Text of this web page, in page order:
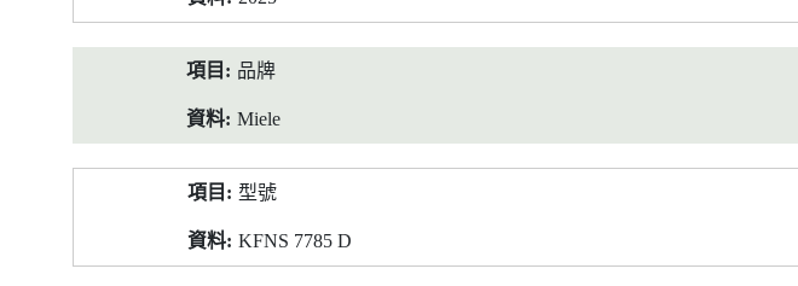
品牌
Miele
型號
KFNS 7785 D